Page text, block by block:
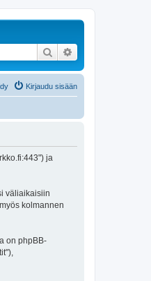
Etsi
Kirjaudu sisään
ja
väliaikaisiin
kolmannen
on phpBB-